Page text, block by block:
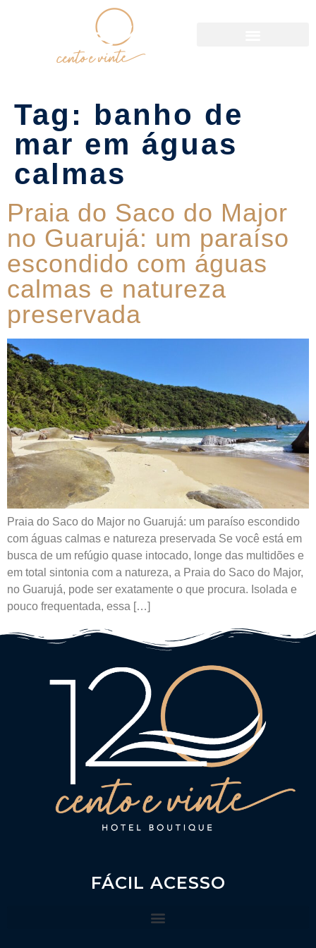
Tag: banho de
mar em águas
calmas
Praia do Saco do Major
no Guarujá: um paraíso
escondido com águas
calmas e natureza
preservada
Praia do Saco do Major no Guarujá: um paraíso escondido
com águas calmas e natureza preservada Se você está em
busca de um refúgio quase intocado, longe das multidões e
em total sintonia com a natureza, a Praia do Saco do Major,
no Guarujá, pode ser exatamente o que procura. Isolada e
pouco frequentada, essa […]
FÁCIL ACESSO